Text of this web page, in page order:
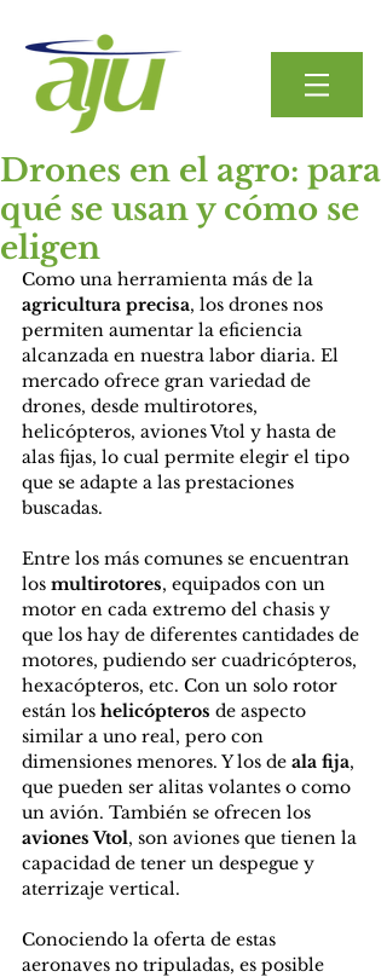
Drones en el agro: para
qué se usan y cómo se
eligen
Como una herramienta más de la
agricultura precisa, los drones nos
permiten aumentar la eficiencia
alcanzada en nuestra labor diaria. El
mercado ofrece gran variedad de
drones, desde multirotores,
helicópteros, aviones Vtol y hasta de
alas fijas, lo cual permite elegir el tipo
que se adapte a las prestaciones
buscadas.
Entre los más comunes se encuentran
los multirotores, equipados con un
motor en cada extremo del chasis y
que los hay de diferentes cantidades de
motores, pudiendo ser cuadricópteros,
hexacópteros, etc. Con un solo rotor
están los helicópteros de aspecto
similar a uno real, pero con
dimensiones menores. Y los de ala fija,
que pueden ser alitas volantes o como
un avión. También se ofrecen los
aviones Vtol, son aviones que tienen la
capacidad de tener un despegue y
aterrizaje vertical.
Conociendo la oferta de estas
aeronaves no tripuladas, es posible